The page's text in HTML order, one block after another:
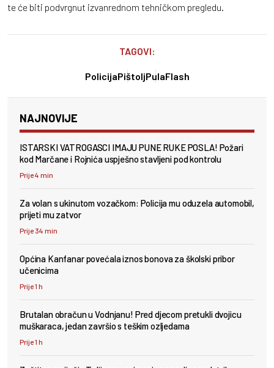
te će biti podvrgnut izvanrednom tehničkom pregledu.
TAGOVI:
PolicijaPištoljPulaFlash
NAJNOVIJE
ISTARSKI VATROGASCI IMAJU PUNE RUKE POSLA! Požari
kod Marčane i Rojnića uspješno stavljeni pod kontrolu
Prije 4 min
Za volan s ukinutom vozačkom: Policija mu oduzela automobil,
prijeti mu zatvor
Prije 34 min
Općina Kanfanar povećala iznos bonova za školski pribor
učenicima
Prije 1 h
Brutalan obračun u Vodnjanu! Pred djecom pretukli dvojicu
muškaraca, jedan završio s teškim ozljedama
Prije 1 h